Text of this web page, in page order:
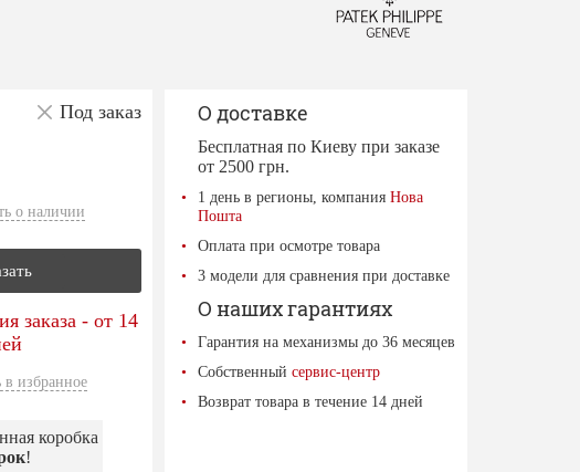
Под заказ
о наличии
заказа - от 14
в избранное
коробка
!
О доставке
Бесплатная по Киеву при заказе
от 2500 грн.
1 день в регионы, компанияНова
Пошта
Оплата при осмотре товара
3 модели для сравнения при доставке
О наших гарантиях
Гарантия на механизмы до 36 месяцев
Собственныйсервис-центр
Возврат товара в течение 14 дней